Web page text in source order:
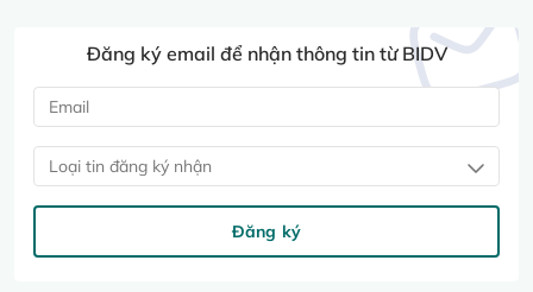
Đăng ký email để nhận thông tin từ BIDV
Loại tin đăng ký nhận
Đăng ký